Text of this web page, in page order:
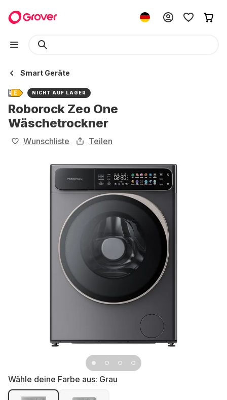
Smart Geräte
NICHT AUF LAGER
Roborock Zeo One
Wäschetrockner
Wunschliste Teilen
Wähle deine Farbe aus: Grau